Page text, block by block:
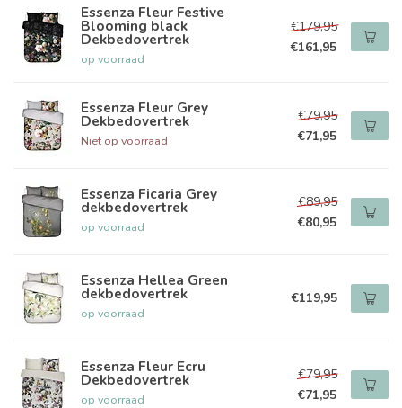
Essenza Fleur Festive
Blooming black
Dekbedovertrek
op voorraad
€179,95
€161,95
Essenza Fleur Grey
Dekbedovertrek
Niet op voorraad
€79,95
€71,95
Essenza Ficaria Grey
dekbedovertrek
op voorraad
€89,95
€80,95
Essenza Hellea Green
dekbedovertrek
op voorraad
€119,95
Essenza Fleur Ecru
Dekbedovertrek
op voorraad
€79,95
€71,95